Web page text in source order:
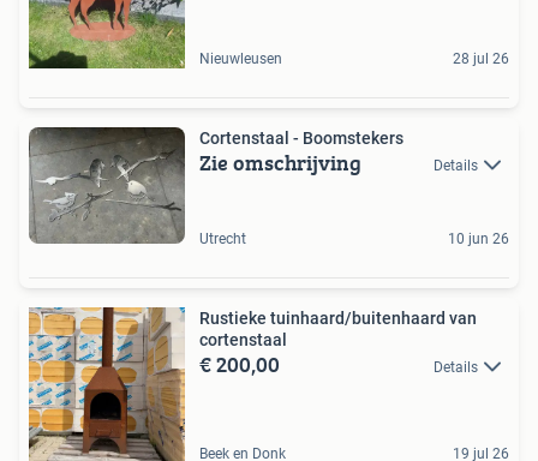
Nieuwleusen 28 jul 26
Cortenstaal - Boomstekers
Zie omschrijving Details
Utrecht 10 jun 26
Rustieke tuinhaard/buitenhaard van
cortenstaal
€ 200,00 Details
Beek en Donk 19 jul 26